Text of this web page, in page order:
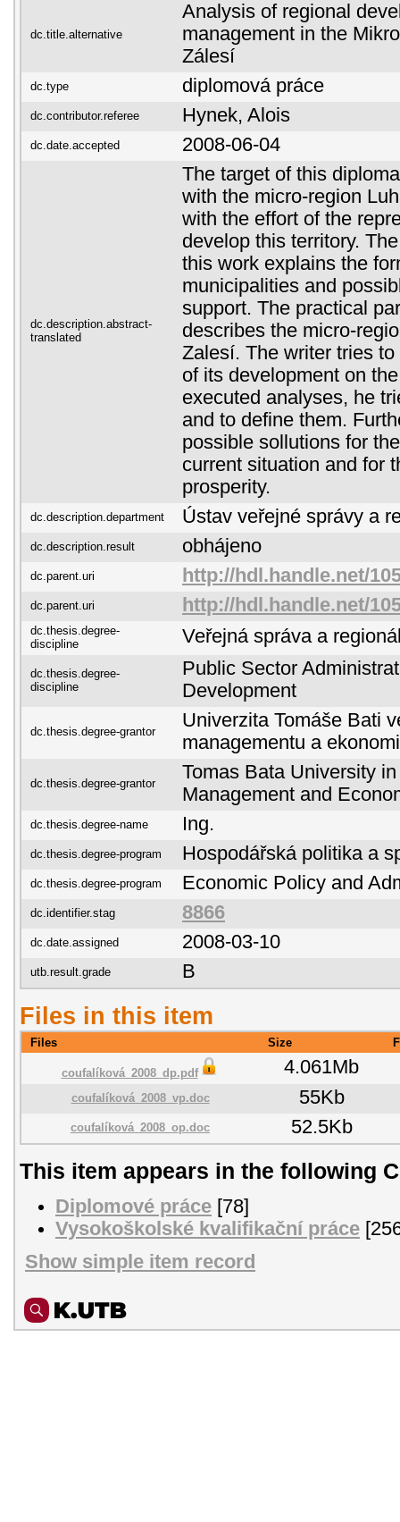
dc.title.alternative
Analysis of regional
management in the
Zálesí
dc.type diplomová práce
dc.contributor.referee Hynek, Alois
dc.date.accepted 2008-06-04
dc.description.abstract-
translated
The target of this
with the micro-region
with the effort of the
develop this territory.
this work explains the
municipalities and
support. The practical
describes the micro-
Zalesí. The writer tries
of its development on
executed analyses, he
and to define them.
possible sollutions for
current situation and for
prosperity.
dc.description.department Ústav veřejné správy a
dc.description.result obhájeno
dc.parent.uri http://hdl.handle.net/
dc.parent.uri http://hdl.handle.net/
dc.thesis.degree-
discipline
Veřejná správa a
dc.thesis.degree-
discipline
Public Sector
Development
dc.thesis.degree-grantor
Univerzita Tomáše Bati
managementu a
dc.thesis.degree-grantor
Tomas Bata University
Management and
dc.thesis.degree-name Ing.
dc.thesis.degree-program Hospodářská politika a
dc.thesis.degree-program Economic Policy and
dc.identifier.stag 8866
dc.date.assigned 2008-03-10
utb.result.grade B
Files in this item
Files Size
coufalíková_2008_dp.pdf 4.061Mb
coufalíková_2008_vp.doc 55Kb
coufalíková_2008_op.doc 52.5Kb
This item appears in the following
Diplomové práce [78]
Vysokoškolské kvalifikační práce
Show simple item record